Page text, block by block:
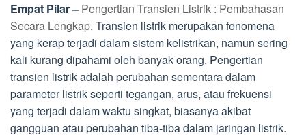
Empat Pilar – Pengertian Transien Listrik : Pembahasan
Secara Lengkap. Transien listrik merupakan fenomena
yang kerap terjadi dalam sistem kelistrikan, namun sering
kali kurang dipahami oleh banyak orang. Pengertian
transien listrik adalah perubahan sementara dalam
parameter listrik seperti tegangan, arus, atau frekuensi
yang terjadi dalam waktu singkat, biasanya akibat
gangguan atau perubahan tiba-tiba dalam jaringan listrik.